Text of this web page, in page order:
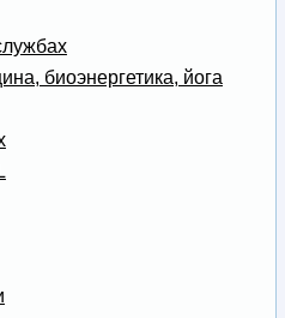
биоэнергетика, йога